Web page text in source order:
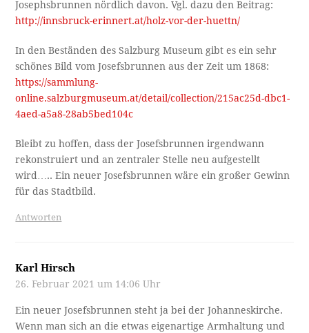
Josephsbrunnen nördlich davon. Vgl. dazu den Beitrag:
http://innsbruck-erinnert.at/holz-vor-der-huettn/
In den Beständen des Salzburg Museum gibt es ein sehr
schönes Bild vom Josefsbrunnen aus der Zeit um 1868:
https://sammlung-
online.salzburgmuseum.at/detail/collection/215ac25d-dbc1-
4aed-a5a8-28ab5bed104c
Bleibt zu hoffen, dass der Josefsbrunnen irgendwann
rekonstruiert und an zentraler Stelle neu aufgestellt
wird….. Ein neuer Josefsbrunnen wäre ein großer Gewinn
für das Stadtbild.
Antworten
Karl Hirsch
26. Februar 2021 um 14:06 Uhr
Ein neuer Josefsbrunnen steht ja bei der Johanneskirche.
Wenn man sich an die etwas eigenartige Armhaltung und